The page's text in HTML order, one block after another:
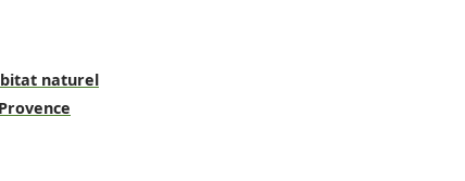
naturel